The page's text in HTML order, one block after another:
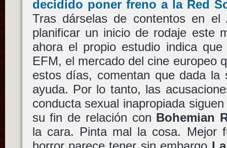
decidido poner freno a la Red
Tras dárselas de contentos en
planificar un inicio de rodaje este
ahora el propio estudio indica
EFM, el mercado del cine europeo
estos días, comentan que dada
ayuda. Por lo tanto, las
conducta sexual inapropiada
su fin de relación con Bohemian
la cara. Pinta mal la cosa. Mejor